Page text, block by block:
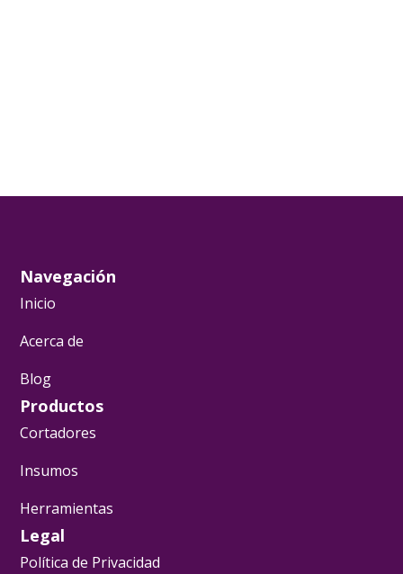
Navegación
Inicio
Acerca de
Blog
Productos
Cortadores
Insumos
Herramientas
Legal
Política de Privacidad